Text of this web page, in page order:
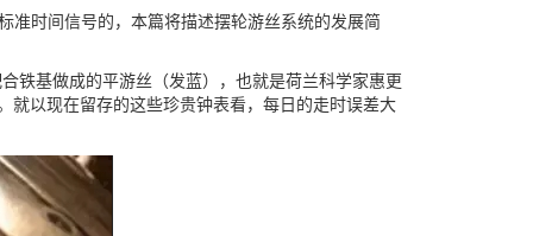
准时间信号的，本篇将描述摆轮游丝系统的发展简
铁基做成的平游丝（发蓝），也就是荷兰科学家惠更
就以现在留存的这些珍贵钟表看，每日的走时误差大